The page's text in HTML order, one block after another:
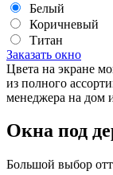
Белый
Коричневый
Титан
Заказать окно
Цвета на экране
из полного
менеджера на дом
Окна под
Большой выбор